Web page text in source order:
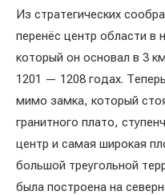
Из стратегических
перенёс центр области в
который он основал в 3
1201 — 1208 годах.
мимо замка, который
гранитного плато,
центр и самая широкая
большой треугольной
была построена на